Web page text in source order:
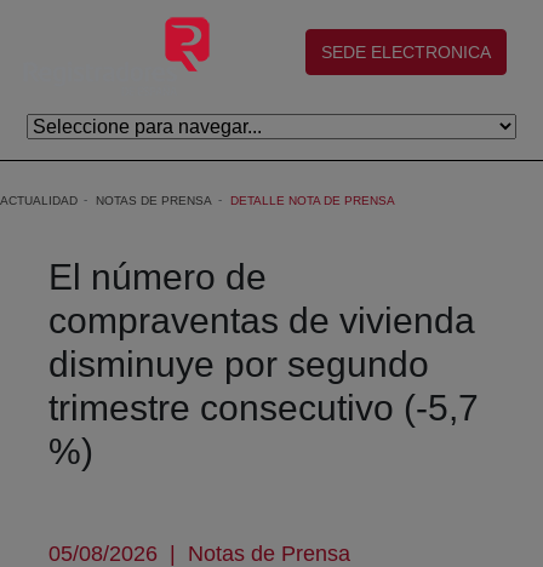
Saltar al contenido principal
(abre en nueva ventana)
SEDE ELECTRONICA
ACTUALIDAD NOTAS DE PRENSA DETALLE NOTA DE PRENSA
El número de
compraventas de vivienda
disminuye por segundo
trimestre consecutivo (-5,7
%)
05/08/2026 | Notas de Prensa